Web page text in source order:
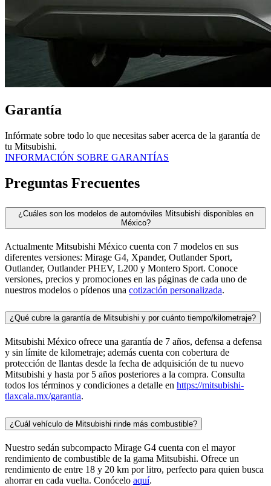
Garantía
Infórmate sobre todo lo que necesitas saber acerca de la garantía de
tu Mitsubishi.
INFORMACIÓN SOBRE GARANTÍAS
Preguntas Frecuentes
¿Cuáles son los modelos de automóviles Mitsubishi disponibles en
México?
Actualmente Mitsubishi México cuenta con 7 modelos en sus
diferentes versiones: Mirage G4, Xpander, Outlander Sport,
Outlander, Outlander PHEV, L200 y Montero Sport. Conoce
versiones, precios y promociones en las páginas de cada uno de
nuestros modelos o pídenos una cotización personalizada.
¿Qué cubre la garantía de Mitsubishi y por cuánto tiempo/kilometraje?
Mitsubishi México ofrece una garantía de 7 años, defensa a defensa
y sin límite de kilometraje; además cuenta con cobertura de
protección de llantas desde la fecha de adquisición de tu nuevo
Mitsubishi y hasta por 5 años posteriores a la compra. Consulta
todos los términos y condiciones a detalle en https://mitsubishi-
tlaxcala.mx/garantia.
¿Cuál vehículo de Mitsubishi rinde más combustible?
Nuestro sedán subcompacto Mirage G4 cuenta con el mayor
rendimiento de combustible de la gama Mitsubishi. Ofrece un
rendimiento de entre 18 y 20 km por litro, perfecto para quien busca
ahorrar en cada vuelta. Conócelo aquí.